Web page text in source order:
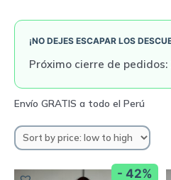
¡NO DEJES ESCAPAR LOS
Próximo cierre de pedidos:
- 42%